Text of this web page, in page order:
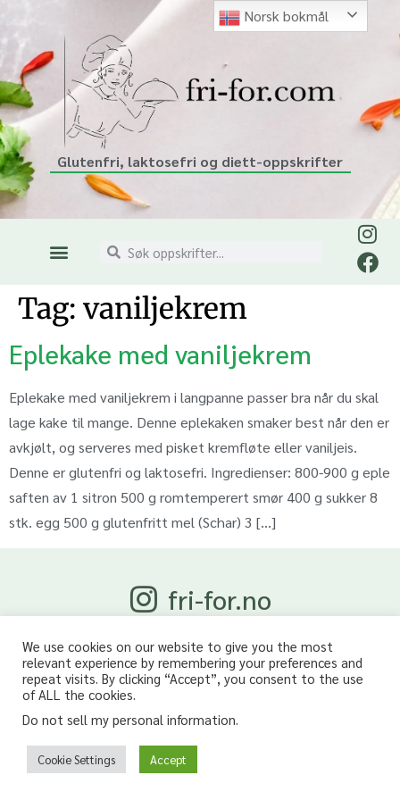
Glutenfri, laktosefri og diett-oppskrifter
Tag: vaniljekrem
Eplekake med vaniljekrem
Eplekake med vaniljekrem i langpanne passer bra når du skal
lage kake til mange. Denne eplekaken smaker best når den er
avkjølt, og serveres med pisket kremfløte eller vaniljeis.
Denne er glutenfri og laktosefri. Ingredienser: 800-900 g eple
saften av 1 sitron 500 g romtemperert smør 400 g sukker 8
stk. egg 500 g glutenfritt mel (Schar) 3 […]
fri-for.no
Glutenfree, lactosefree and other “free from” recipes
We use cookies on our website to give you the most
relevant experience by remembering your preferences and
repeat visits. By clicking “Accept”, you consent to the use
of ALL the cookies.
Do not sell my personal information.
Cookie Settings Accept
Norsk bokmål